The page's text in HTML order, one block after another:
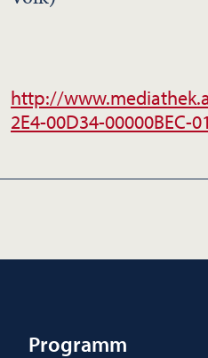
http://
2E4-00D34-00000BEC-
Programm